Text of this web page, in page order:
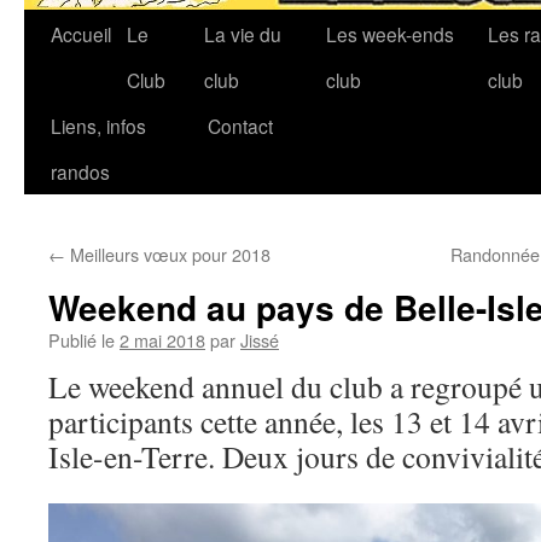
Aller
contenu
Accueil
Le
Club
La vie du
club
Les week-ends
club
Les
club
Liens, infos
randos
Contact
← Meilleurs vœux pour 2018
Weekend au pays de Belle-
Publié le2 mai 2018parJissé
Le weekend annuel du club a regroupé
participants cette année, les 13 et 14
Isle-en-Terre. Deux jours de